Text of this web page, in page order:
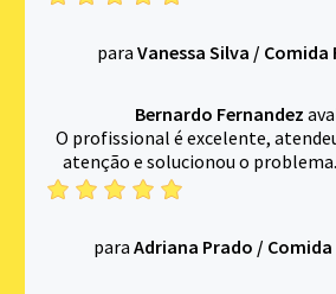
para Vanessa Silva / Comida
Bernardo Fernandez
O profissional é excelente,
atenção e solucionou o
para Adriana Prado / Comida